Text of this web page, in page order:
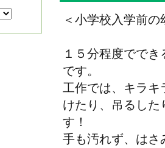
＜小学校入学前
１５分程度でで
です。
工作では、キラ
けたり、吊るし
す！
手も汚れず、はさ